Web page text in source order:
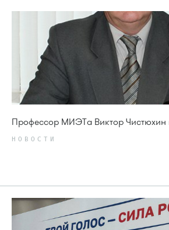
Профессор МИЭТа Виктор Чистюхин
НОВОСТИ